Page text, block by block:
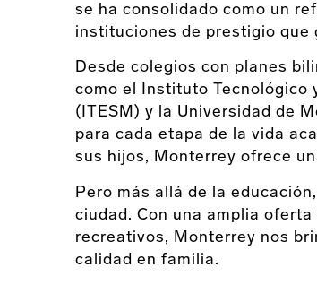
se ha consolidado como un
instituciones de prestigio que
Desde colegios con planes
como el Instituto Tecnológico
(ITESM) y la Universidad de
para cada etapa de la vida
sus hijos, Monterrey ofrece
Pero más allá de la
ciudad. Con una amplia
recreativos, Monterrey nos
calidad en familia.